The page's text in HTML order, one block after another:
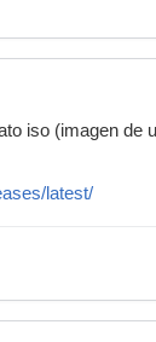
iso (imagen
latest/